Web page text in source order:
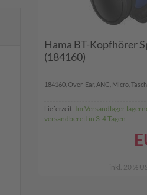
Hama BT-Kopfhörer
(184160)
184160, Over-Ear, ANC, Micro,
Lieferzeit: Im Versandlager
versandbereit in 3-4 Tagen
inkl. 20 %